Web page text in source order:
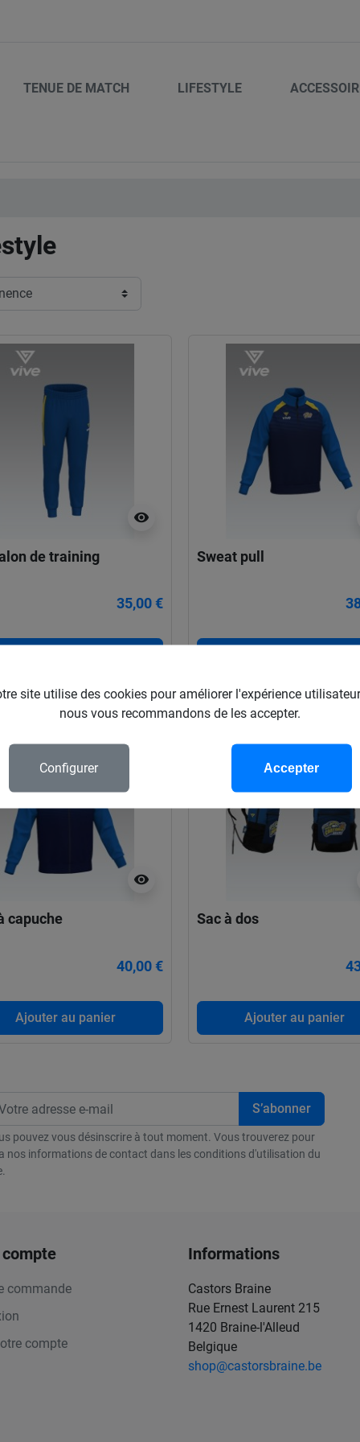
TENUE DE MATCH LIFESTYLE
visibility
de training
35,00 €
Sweat pull
visibility
capuche
40,00 €
Ajouter au panier
Sac à dos
Ajouter au panier
pouvez vous désinscrire à tout moment. Vous trouverez pour
nos informations de contact dans les conditions d'utilisation du
commande
compte
Informations
Castors Braine
Rue Ernest Laurent 215
1420 Braine-l'Alleud
Belgique
shop@castorsbraine.be
site utilise des cookies pour améliorer l'expérience
nous vous recommandons de les accepter.
Configurer Accepter